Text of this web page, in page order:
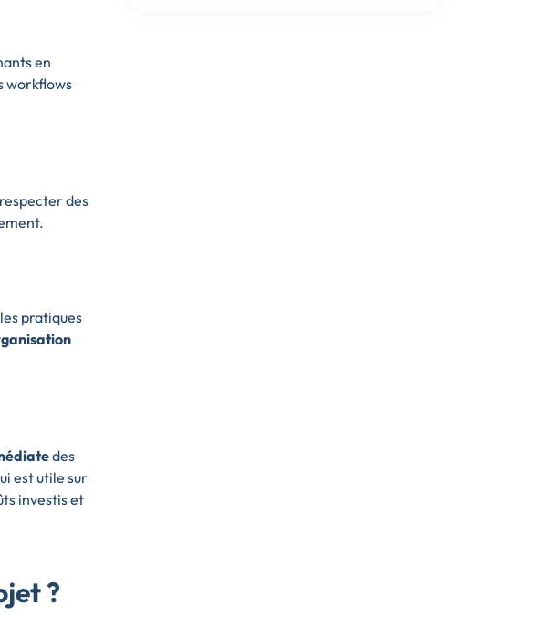
en
workflows
des
pratiques
des
est utile sur
investis et
?